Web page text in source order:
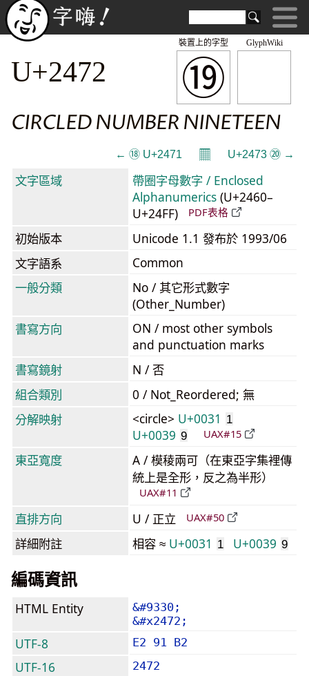
GlyphWiki
⑲
裝置上的字型
U+2472
CIRCLED NUMBER NINETEEN
← ⑱ U+2471 𝄜 U+2473 ⑳ →
文字區域
帶圈字母數字 / Enclosed
Alphanumerics (U+2460–
U+24FF)
PDF表格
初始版本
Unicode 1.1 發布於 1993/06
文字語系
Common
一般分類
No / 其它形式數字
(Other_Number)
書寫方向
ON / most other symbols
and punctuation marks
書寫鏡射
N / 否
組合類別
0 / Not_Reordered; 無
分解映射
<circle> U+0031 1
U+0039 9 UAX#15
東亞寬度
A / 模稜兩可（在東亞字集裡傳
統上是全形，反之為半形）
UAX#11
直排方向 U / 正立 UAX#50
詳細附註 相容 ≈ U+0031 1 U+0039 9
編碼資訊
HTML Entity
&#9330;
&#x2472;
UTF-8 E2 91 B2
UTF-16 2472